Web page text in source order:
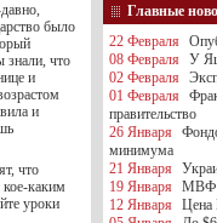
было
знали, что
и
и
что
кое-каким
уроки
Главные
22 Февраля
08 Февраля
У
02 Февраля
01 Февраля
правительство
26 Января
минимума
21 Января
19 Января
МВФ
12 Января
Цена